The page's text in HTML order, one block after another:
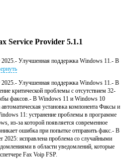
Service Provider 5.1.1
Улучшенная поддержка Windows 11.- В
Улучшенная поддержка Windows 11.- В
критической проблемы с отсутствием 32-
факсов.- В Windows 11 и Windows 10
установка компонента Факсы и
11: устранение проблемы в программе
из-за которой появляется современное
ошибка при попытке отправить факс.- В
исправлена проблема со случайными
в области уведомлений, которые
Fax Voip FSP.